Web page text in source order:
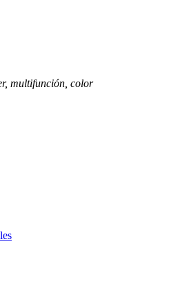
multifunción, color